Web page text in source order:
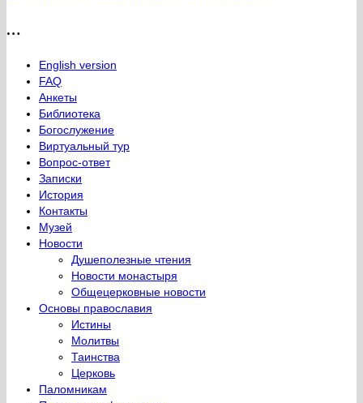
…
English version
FAQ
Анкеты
Библиотека
Богослужение
Виртуальный тур
Вопрос-ответ
Записки
История
Контакты
Музей
Новости
Душеполезные чтения
Новости монастыря
Общецерковные новости
Основы православия
Истины
Молитвы
Таинства
Церковь
Паломникам